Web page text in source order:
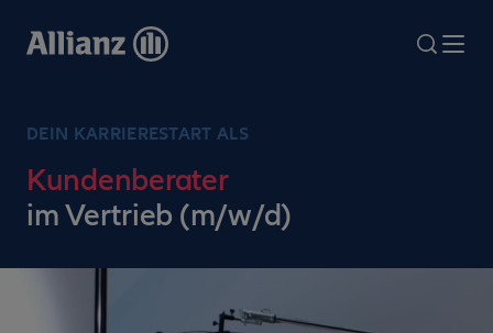
zum
search
DEIN KARRIERESTART ALS
Kundenberater
im Vertrieb (m/w/d)